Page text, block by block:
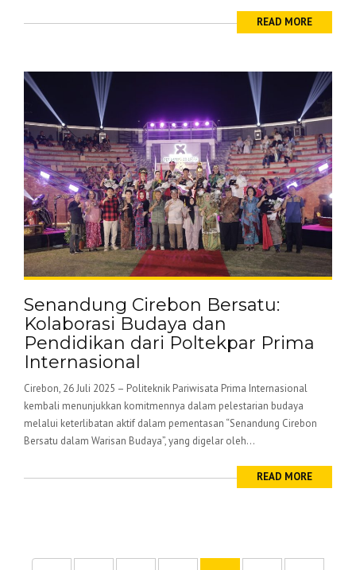
READ MORE
Senandung Cirebon Bersatu:
Kolaborasi Budaya dan
Pendidikan dari Poltekpar Prima
Internasional
Cirebon, 26 Juli 2025 – Politeknik Pariwisata Prima Internasional
kembali menunjukkan komitmennya dalam pelestarian budaya
melalui keterlibatan aktif dalam pementasan “Senandung Cirebon
Bersatu dalam Warisan Budaya”, yang digelar oleh...
READ MORE